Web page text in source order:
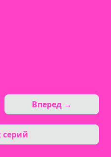
серий
Вперед →